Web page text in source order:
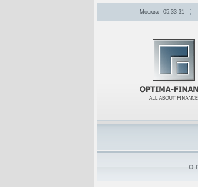
Москва 05:33 31
О